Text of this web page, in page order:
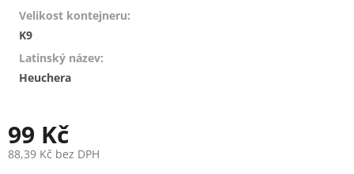
Velikost kontejneru:
K9
Latinský název:
Heuchera
99 Kč
88,39 Kč bez DPH